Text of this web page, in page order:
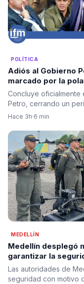
POLÍTICA
Adiós al Gobierno
marcado por la
Concluye oficialmente
Petro, cerrando un
Hace 3h·6 min
MEDELLÍN
Medellín desplegó
garantizar la
presidencial en
Las autoridades de
seguridad con motivo